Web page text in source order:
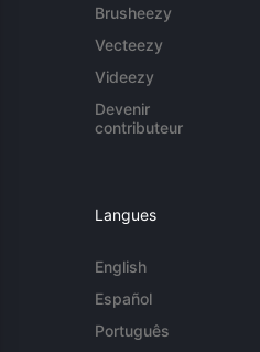
Brusheezy
Vecteezy
Videezy
Devenir
contributeur
Langues
English
Español
Português